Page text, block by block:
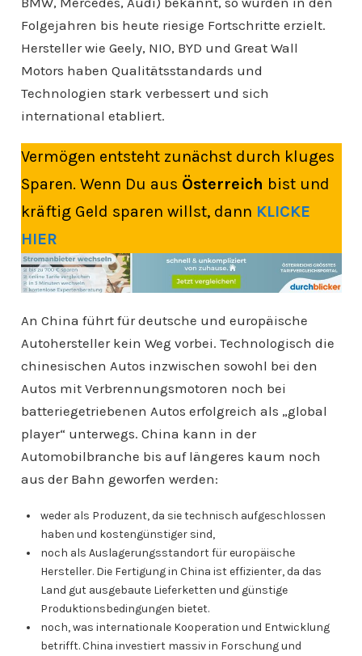
Folgejahren bis heute riesige Fortschritte erzielt.
Hersteller wie Geely, NIO, BYD und Great Wall
Motors haben Qualitätsstandards und
Technologien stark verbessert und sich
international etabliert.
Vermögen entsteht zunächst durch kluges
Sparen. Wenn Du aus Österreich bist und
kräftig Geld sparen willst, dann KLICKE
HIER
An China führt für deutsche und europäische
Autohersteller kein Weg vorbei. Technologisch die
chinesischen Autos inzwischen sowohl bei den
Autos mit Verbrennungsmotoren noch bei
batteriegetriebenen Autos erfolgreich als „global
player“ unterwegs. China kann in der
Automobilbranche bis auf längeres kaum noch
aus der Bahn geworfen werden:
weder als Produzent, da sie technisch aufgeschlossen
haben und kostengünstiger sind,
noch als Auslagerungsstandort für europäische
Hersteller. Die Fertigung in China ist effizienter, da das
Land gut ausgebaute Lieferketten und günstige
Produktionsbedingungen bietet.
noch, was internationale Kooperation und Entwicklung
betrifft. China investiert massiv in Forschung und